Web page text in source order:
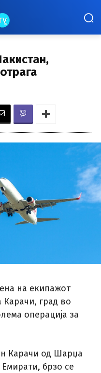
на екипажот
Карачи, град во
операција за
Карачи од Шарџа
брзо се